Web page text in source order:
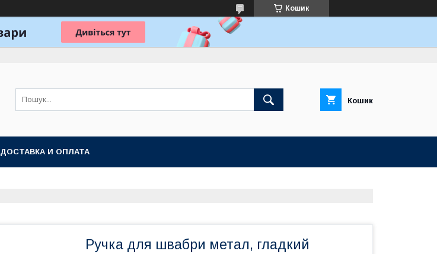
Кошик
Кошик
ДОСТАВКА И ОПЛАТА
Ручка для швабри метал, гладкий